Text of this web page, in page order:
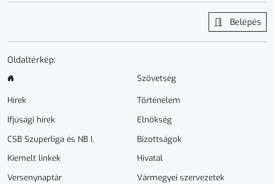
Belépés
Oldaltérkép:
Hírek
Ifjúsági hírek
CSB Szuperliga és NB I.
Kiemelt linkek
Versenynaptár
Szövetség
Történelem
Elnökség
Bizottságok
Hivatal
Vármegyei szervezetek